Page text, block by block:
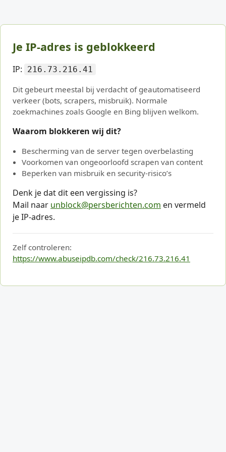
Je IP-adres is geblokkeerd
IP: 216.73.216.41
Dit gebeurt meestal bij verdacht of geautomatiseerd
verkeer (bots, scrapers, misbruik). Normale
zoekmachines zoals Google en Bing blijven welkom.
Waarom blokkeren wij dit?
Bescherming van de server tegen overbelasting
Voorkomen van ongeoorloofd scrapen van content
Beperken van misbruik en security-risico’s
Denk je dat dit een vergissing is?
Mail naar unblock@persberichten.com en vermeld
je IP-adres.
Zelf controleren:
https://www.abuseipdb.com/check/216.73.216.41